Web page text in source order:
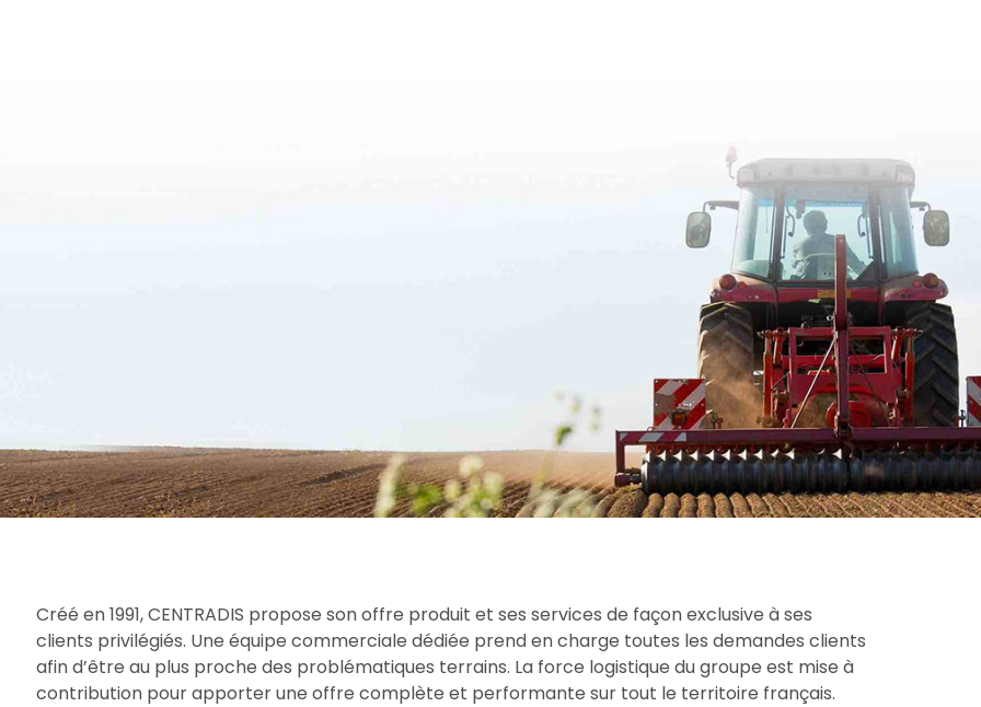
Créé en 1991, CENTRADIS propose son offre produit et ses services de façon exclusive à ses
clients privilégiés. Une équipe commerciale dédiée prend en charge toutes les demandes clients
afin d’être au plus proche des problématiques terrains. La force logistique du groupe est mise à
contribution pour apporter une offre complète et performante sur tout le territoire français.